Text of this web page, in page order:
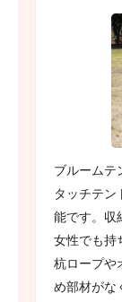
ブルームテ
タッチテン
能です。収
女性でも持
杭ロープや
め部材がな